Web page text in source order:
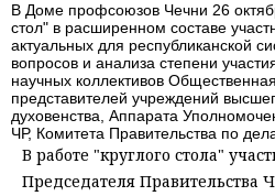
В Доме профсоюзов Чечни 26
стол" в расширенном составе
актуальных для республиканской
вопросов и анализа степени
научных коллективов
представителей учреждений
духовенства, Аппарата
ЧР, Комитета Правительства по
В работе "круглого стола"
Председателя Правительства